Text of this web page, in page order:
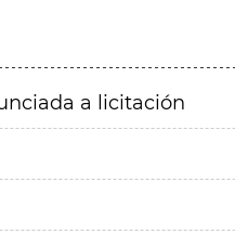
a licitación